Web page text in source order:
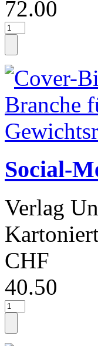
72.00
Social-
Verlag
CHF
40.50